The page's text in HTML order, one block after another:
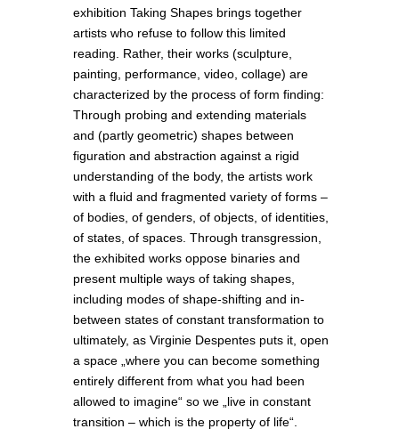
exhibition Taking Shapes brings together
artists who refuse to follow this limited
reading. Rather, their works (sculpture,
painting, performance, video, collage) are
characterized by the process of form finding:
Through probing and extending materials
and (partly geometric) shapes between
figuration and abstraction against a rigid
understanding of the body, the artists work
with a fluid and fragmented variety of forms –
of bodies, of genders, of objects, of identities,
of states, of spaces. Through transgression,
the exhibited works oppose binaries and
present multiple ways of taking shapes,
including modes of shape-shifting and in-
between states of constant transformation to
ultimately, as Virginie Despentes puts it, open
a space „where you can become something
entirely different from what you had been
allowed to imagine“ so we „live in constant
transition – which is the property of life“.